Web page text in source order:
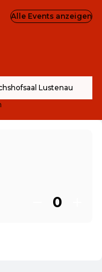
Lustenau
Alle Events anzeigen